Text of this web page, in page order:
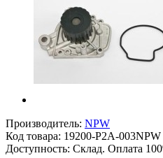
Производитель: NPW
Код товара: 19200-P2A-003NPW
Доступность: Склад. Оплата